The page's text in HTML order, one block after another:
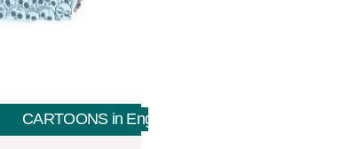
CARTOONS in English